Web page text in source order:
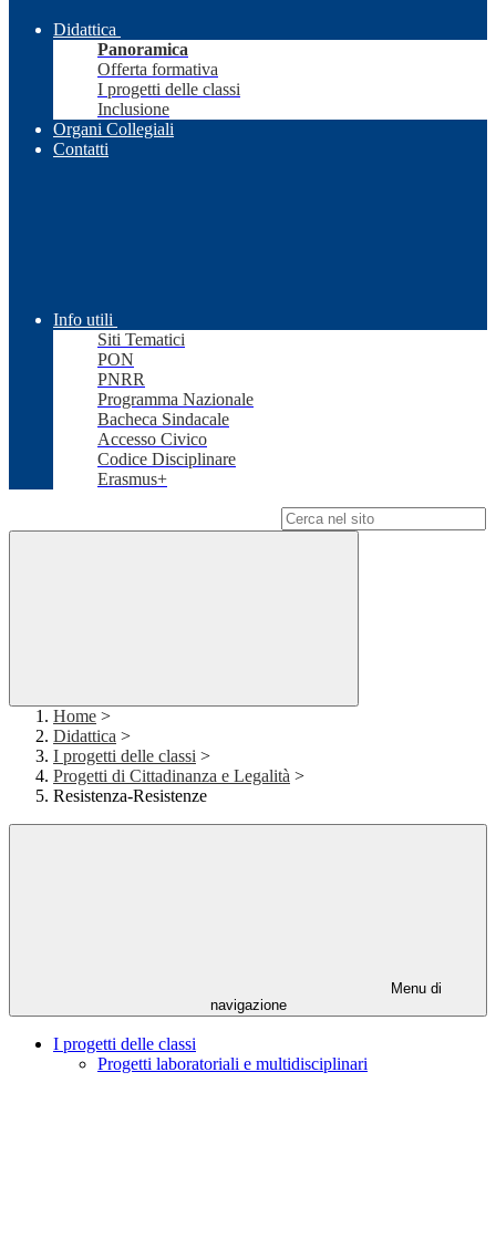
Didattica
Panoramica
Offerta formativa
I progetti delle classi
Inclusione
Organi Collegiali
Contatti
Info utili
Siti Tematici
PON
PNRR
Programma Nazionale
Bacheca Sindacale
Accesso Civico
Codice Disciplinare
Erasmus+
Home >
Didattica >
I progetti delle classi >
Progetti di Cittadinanza e Legalità >
Resistenza-Resistenze
Menu di
navigazione
I progetti delle classi
Progetti laboratoriali e multidisciplinari